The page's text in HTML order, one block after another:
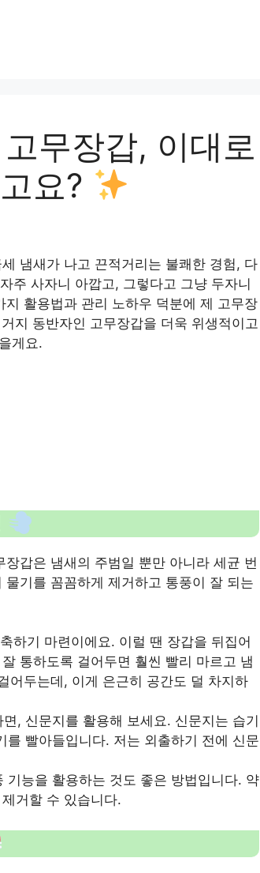
무장갑, 이대로
요?
냄새가 나고 끈적거리는 불쾌한 경험, 다
주 사자니 아깝고, 그렇다고 그냥 두자니
활용법과 관리 노하우 덕분에 제 고무장
지 동반자인 고무장갑을 더욱 위생적이고
게요.
갑은 냄새의 주범일 뿐만 아니라 세균 번
기를 꼼꼼하게 제거하고 통풍이 잘 되는
하기 마련이에요. 이럴 땐 장갑을 뒤집어
통하도록 걸어두면 훨씬 빨리 마르고 냄
어두는데, 이게 은근히 공간도 덜 차지하
, 신문지를 활용해 보세요. 신문지는 습기
빨아들입니다. 저는 외출하기 전에 신문
능을 활용하는 것도 좋은 방법입니다. 약
거할 수 있습니다.